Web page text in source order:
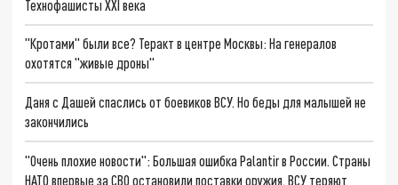
Технофашисты XXI века
"Кротами" были все? Теракт в центре Москвы: На генералов
охотятся "живые дроны"
Даня с Дашей спаслись от боевиков ВСУ. Но беды для малышей не
закончились
"Очень плохие новости": Большая ошибка Palantir в России. Страны
НАТО впервые за СВО остановили поставки оружия. ВСУ теряют